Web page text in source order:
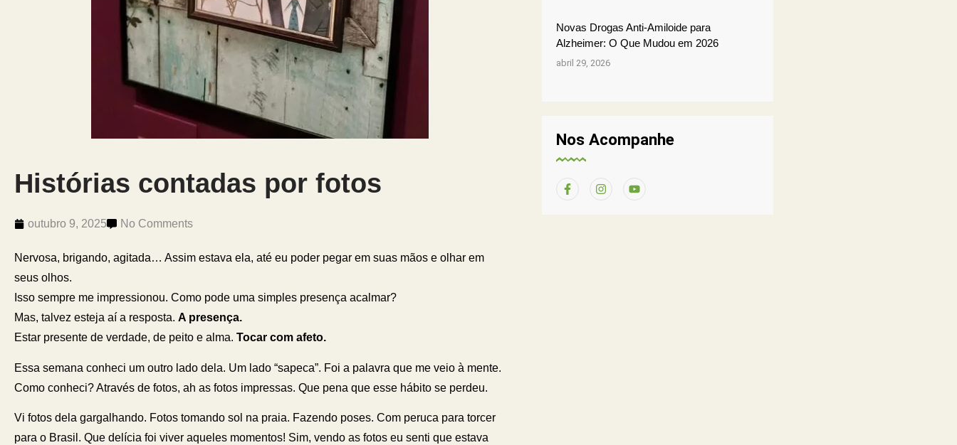
Histórias contadas por fotos
outubro 9, 2025 No Comments
Nervosa, brigando, agitada… Assim estava ela, até eu poder pegar em suas mãos e olhar em
seus olhos.
Isso sempre me impressionou. Como pode uma simples presença acalmar?
Mas, talvez esteja aí a resposta. A presença.
Estar presente de verdade, de peito e alma. Tocar com afeto.
Essa semana conheci um outro lado dela. Um lado “sapeca”. Foi a palavra que me veio à mente.
Como conheci? Através de fotos, ah as fotos impressas. Que pena que esse hábito se perdeu.
Vi fotos dela gargalhando. Fotos tomando sol na praia. Fazendo poses. Com peruca para torcer
para o Brasil. Que delícia foi viver aqueles momentos! Sim, vendo as fotos eu senti que estava
Novas Drogas Anti-Amiloide para
Alzheimer: O Que Mudou em 2026
abril 29, 2026
Nos Acompanhe